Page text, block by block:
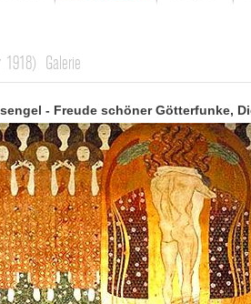
Malerei
Skulptur/Plastik
Digital Art
Grafik
Fotografie
Galerie